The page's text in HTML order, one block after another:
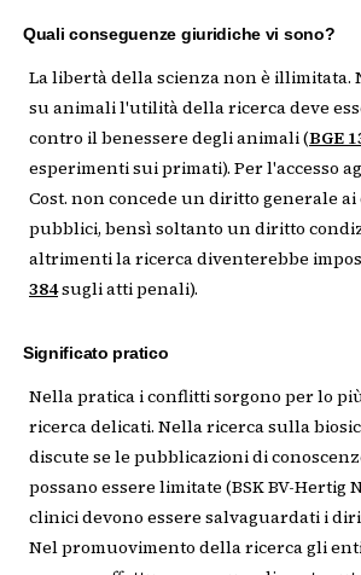
Quali conseguenze giuridiche vi sono?
La libertà della scienza non è illimitata.
su animali l'utilità della ricerca deve
contro il benessere degli animali (BGE
esperimenti sui primati). Per l'accesso
Cost. non concede un diritto generale
pubblici, bensì soltanto un diritto
altrimenti la ricerca diventerebbe
384sugli atti penali).
Significato pratico
Nella pratica i conflitti sorgono per lo
ricerca delicati. Nella ricerca sulla
discute se le pubblicazioni di
possano essere limitate (BSK BV-Hertig
clinici devono essere salvaguardati i
Nel promuovimento della ricerca gli